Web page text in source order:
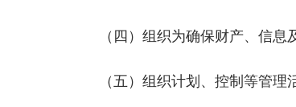
（四）组织为确保财产、信息及
（五）组织计划、控制等管理活